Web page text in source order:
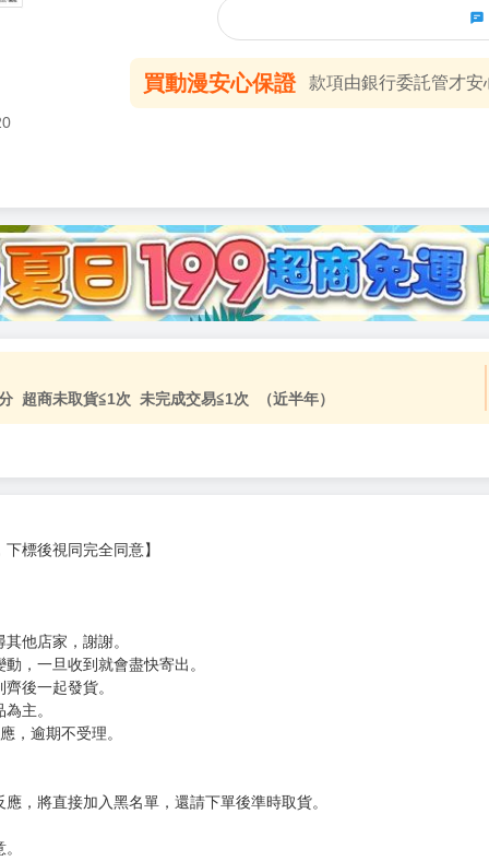
買動漫安心保證 款項由銀行委託管才安
紙箱包裝》
超商未取貨≦1次 未完成交易≦1次 （近半年）
標後視同完全同意】